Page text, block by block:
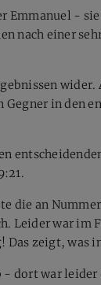
Emmanuel -
nach einer
wider.
Gegner in den
die an
Leider war im
Das zeigt, was
dort war leider